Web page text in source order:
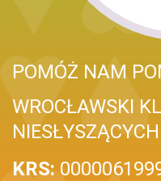
POMÓŻ NAM
WROCŁAWSKI
KRS: